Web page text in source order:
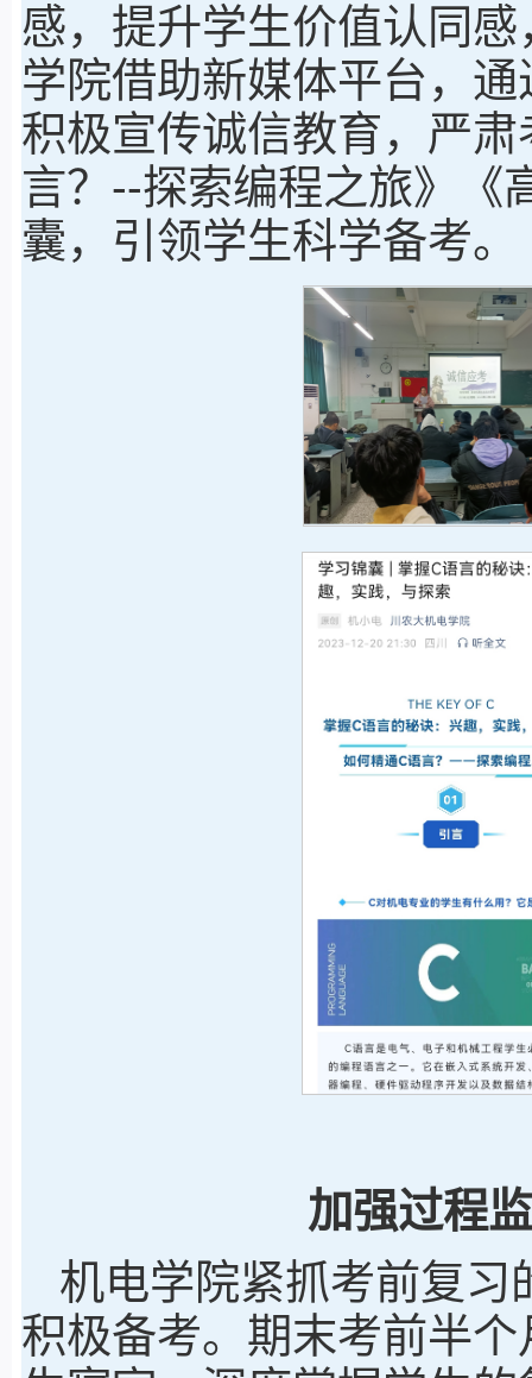
感，提升学生价值认同
学院借助新媒体平台，
积极宣传诚信教育，严
言？--探索编程之旅》《
囊，引领学生科学备考。
加强过程
机电学院紧抓考前复习
积极备考。期末考前半